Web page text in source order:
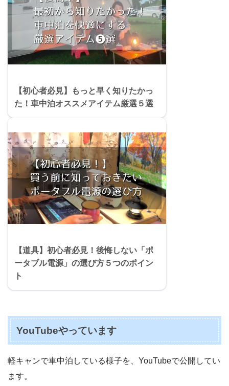
【初心者必見】もっと早く知りたかっ
た！車中泊オススメアイテム厳選５選
【道具】初心者必見！後悔しない「ポ
ータブル電源」の選び方５つのポイン
ト
YouTubeやっています
軽キャンで車中泊している様子を、YouTubeで公開してい
ます。